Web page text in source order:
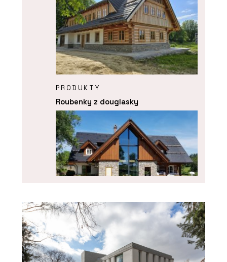
PRODUKTY
Roubenky z douglasky
PRODUKTY
Roubenka Klasika s moderními prvky